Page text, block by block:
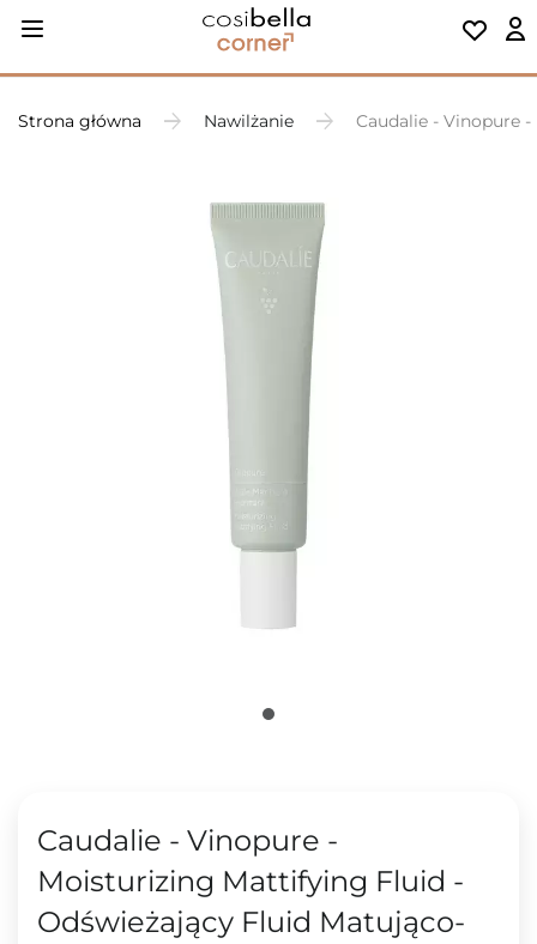
Strona główna Nawilżanie Caudalie - Vinopure
Caudalie - Vinopure -
Moisturizing Mattifying Fluid -
Odświeżający Fluid Matująco-